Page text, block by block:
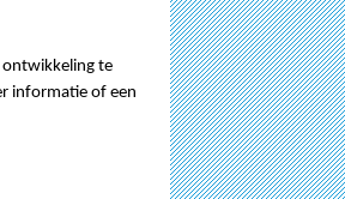
te
informatie of een